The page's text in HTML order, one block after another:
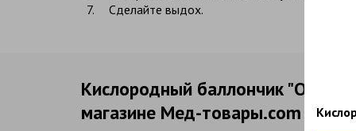
Сделайте выдох.
Кислородный баллончик
магазине Мед-товары.com